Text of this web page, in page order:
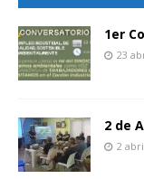
1er
23
2 de
2